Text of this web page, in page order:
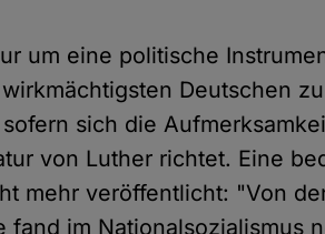
um eine politische
Deutschen
sich die
von Luther richtet. Eine
mehr veröffentlicht: "Von
fand im Nationalsozialismus